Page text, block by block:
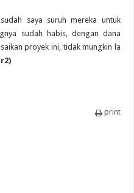
saya suruh mereka untuk
sudah habis, dengan dana
proyek ini, tidak mungkin la
print